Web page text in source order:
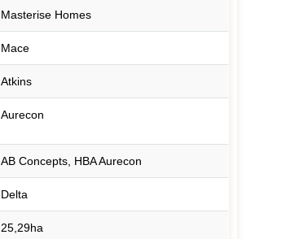
Masterise Homes
Mace
Atkins
Aurecon
AB Concepts, HBA Aurecon
Delta
25,29ha